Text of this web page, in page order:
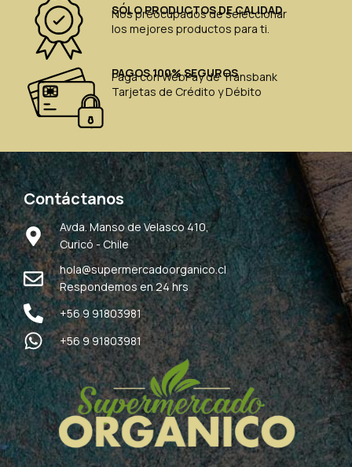
SÓLO PRODUCTOS DE CALIDAD
Nos preocupados de seleccionar
los mejores productos para ti.
PAGOS 100% SEGUROS
Paga con WebPay de Transbank
Tarjetas de Crédito y Débito
Contáctanos
Avda. Manso de Velasco 410,
Curicó - Chile
hola@supermercadoorganico.cl
Respondemos en 24 hrs
+56 9 91803981
+56 9 91803981